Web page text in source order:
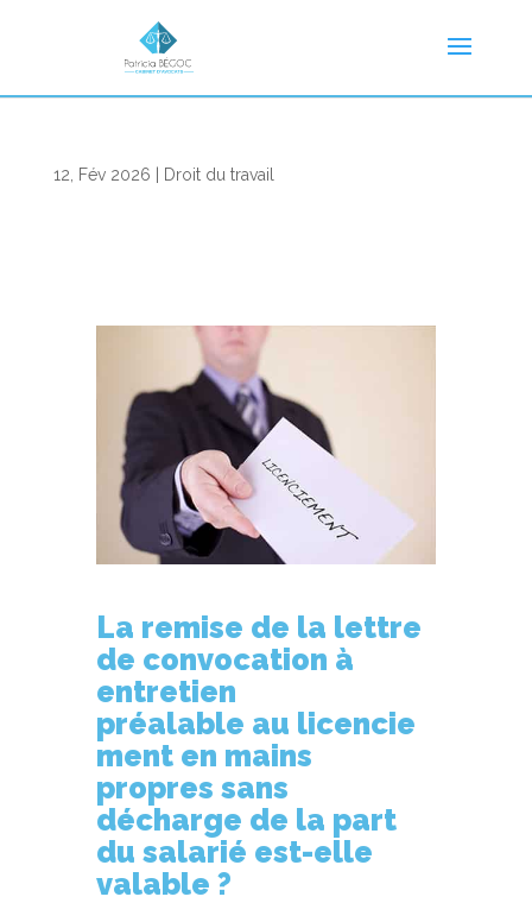
12, Fév 2026 Droit du travail
La remise de la lettre
de convocation à
entretien
préalable au licencie
ment en mains
propres sans
décharge de la part
du salarié est-elle
valable ?